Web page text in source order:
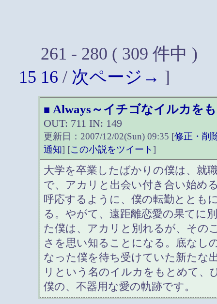
261 - 280 ( 309 件中
15 16 / 次ページ→ ]
■ Always～イチゴなイルカを
OUT: 711 IN: 149
更新日：2007/12/02(Sun) 09:35 [修正・削
通知] [この小説をツイート]
大学を卒業したばかりの僕は、就
で、アカリと出会い付き合い始め
呼応するように、僕の転勤ととも
る。やがて、遠距離恋愛の果てに
た僕は、アカリと別れるが、その
さを思い知ることになる。底なし
なった僕を待ち受けていた新た
リという名のイルカをもとめて、
僕の、不器用な愛の軌跡です。